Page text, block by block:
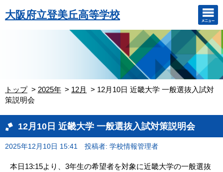
大阪府立登美丘高等学校
トップ 2025年 12月
12月10日 近畿大学 一般選抜入試対
策説明会
12月10日 近畿大学 一般選抜入試対策説明会
2025年12月10日 15:41 投稿者: 学校情報管理者
本日13:15より、3年生の希望者を対象に近畿大学の一般選抜